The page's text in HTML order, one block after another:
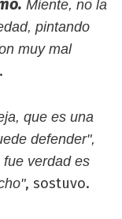
Miente, no la
pintando
muy mal
que es una
defender",
verdad es
, sostuvo.